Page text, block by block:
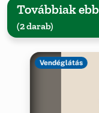
Továbbiak
(2 darab)
Vendéglátás